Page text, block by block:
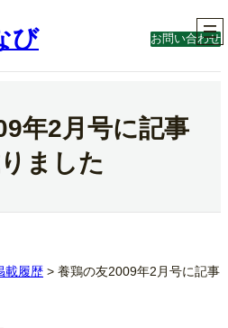
び お問い合わせ
年2月号に記事
ました
載履歴 > 養鶏の友2009年2月号に記事